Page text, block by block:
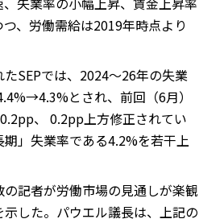
、労働需給は2019年時点より
SEPでは、2024～26年の失業
とされ、前回（6月）
、 0.2pp上方修正されてい
」失業率である4.2%を若干上
記者が労働市場の見通しが楽観
した。パウエル議長は、上記の